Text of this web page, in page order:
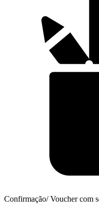
Confirmação/ Voucher com